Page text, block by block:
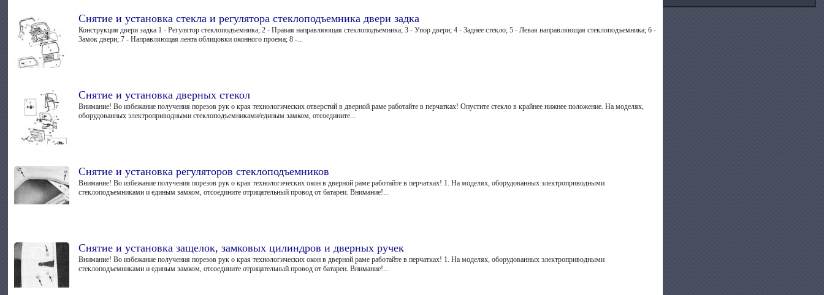
Снятие и установка стекла и регулятора стеклоподъемника двери задка
Конструкция двери задка 1 - Регулятор стеклоподъемника; 2 - Правая направляющая стеклоподъемника; 3 - Упор двери; 4 - Заднее стекло; 5 - Левая направляющая стеклоподъемника; 6 -
Замок двери; 7 - Направляющая лента облицовки оконного проема; 8 -...
Снятие и установка дверных стекол
Внимание! Во избежание получения порезов рук о края технологических отверстий в дверной раме работайте в перчатках! Опустите стекло в крайнее нижнее положение. На моделях,
оборудованных электроприводными стеклоподъемниками/единым замком, отсоедините...
Снятие и установка регуляторов стеклоподъемников
Внимание! Во избежание получения порезов рук о края технологических окон в дверной раме работайте в перчатках! 1. На моделях, оборудованных электроприводными
стеклоподъемниками и единым замком, отсоедините отрицательный провод от батареи. Внимание!...
Снятие и установка защелок, замковых цилиндров и дверных ручек
Внимание! Во избежание получения порезов рук о края технологических окон в дверной раме работайте в перчатках! 1. На моделях, оборудованных электроприводными
стеклоподъемниками и единым замком, отсоедините отрицательный провод от батареи. Внимание!...